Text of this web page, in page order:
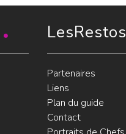
LesRestos
Partenaires
Liens
Plan du guide
Contact